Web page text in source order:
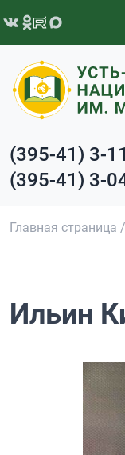
(395-41) 3-
(395-41) 3-
Главная страница /
Ильин